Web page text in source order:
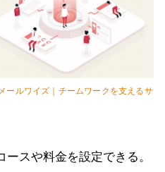
ールワイズ｜チームワークを支えるサ
スや料金を設定できる。